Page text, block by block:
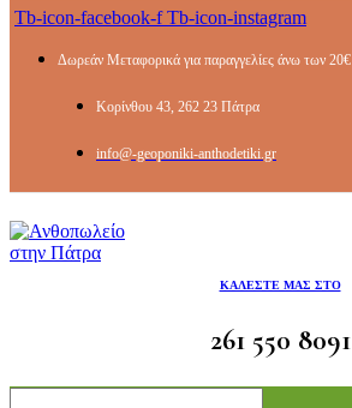
Tb-icon-facebook-f Tb-icon-instagram
Δωρεάν Μεταφορικά για παραγγελίες άνω των 20€
Κορίνθου 43, 262 23 Πάτρα
info@-geoponiki-anthodetiki.gr
ΚΑΛΕΣΤΕ ΜΑΣ ΣΤΟ
261 550 8091